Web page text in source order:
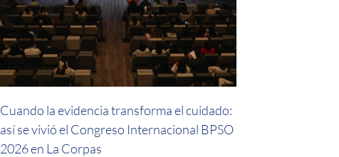
Cuando la evidencia transforma el cuidado:
así se vivió el Congreso Internacional BPSO
2026 en La Corpas